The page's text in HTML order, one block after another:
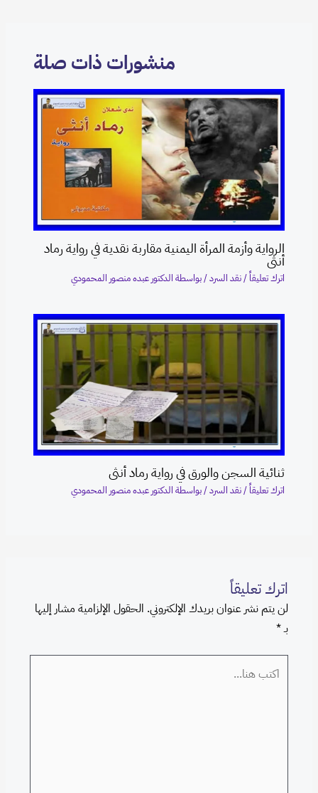
منشورات ذات صلة
الرواية وأزمة المرأة اليمنية مقاربة نقدية في رواية رماد
أنثى
اترك تعليقاً/نقد السرد/ بواسطة الدكتور عبده منصور المحمودي
ثنائية السجن والورق في رواية رماد أنثى
اترك تعليقاً/نقد السرد/ بواسطة الدكتور عبده منصور المحمودي
اترك تعليقاً
لن يتم نشر عنوان بريدك الإلكتروني. الحقول الإلزامية مشار إليها
بـ*